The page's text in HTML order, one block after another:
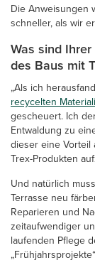
Die Anweisungen
schneller, als wir
Was sind
des Baus mit
„Als ich
recycelten
gescheuert. Ich
Entwaldung zu
dieser eine Vorteil
Trex-Produkten
Und natürlich
Terrasse neu
Reparieren und
zeitaufwendiger
laufenden Pflege